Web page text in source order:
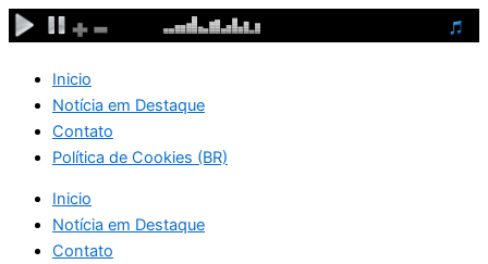
Ir
para
conteúdo
Inicio
Notícia em Destaque
Contato
Política de Cookies (BR)
Inicio
Notícia em Destaque
Contato